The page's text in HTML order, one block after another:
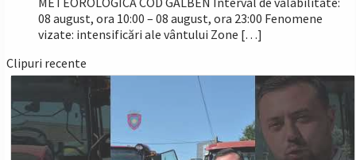
08 august, ora 10:00 – 08 august, ora 23:00 Fenomene
vizate: intensificări ale vântului Zone […]
Clipuri recente